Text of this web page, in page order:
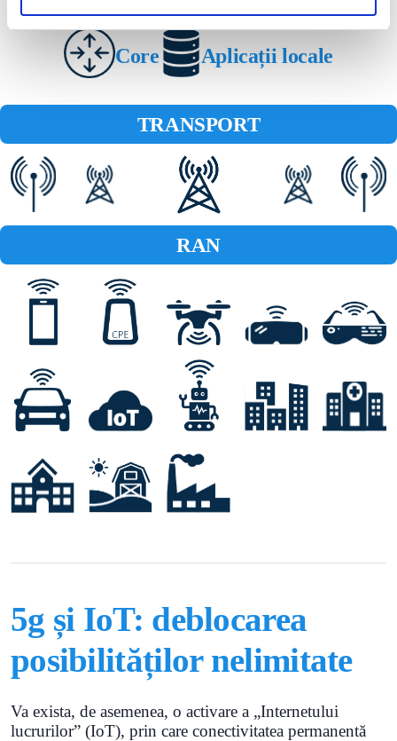
Core Aplicații locale
TRANSPORT
RAN
5g și IoT: deblocarea
posibilităților nelimitate
Va exista, de asemenea, o activare a „Internetului
lucrurilor” (IoT), prin care conectivitatea permanentă